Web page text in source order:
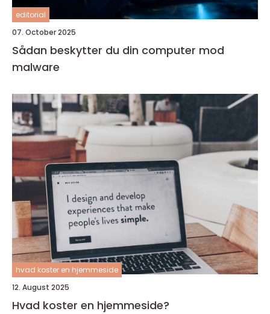
editorial
07. October 2025
Sådan beskytter du din computer mod
malware
hvad koster en hjemmeside
12. August 2025
Hvad koster en hjemmeside?